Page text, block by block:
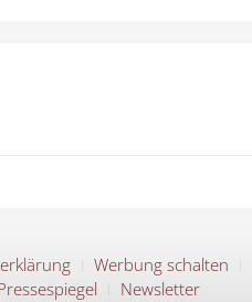
Werbung schalten
Newsletter